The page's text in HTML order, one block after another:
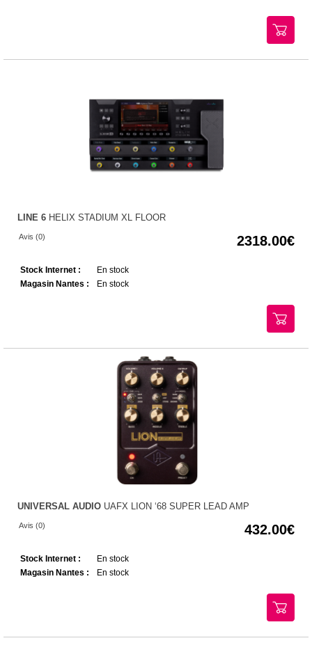
LINE 6 HELIX STADIUM XL FLOOR
Avis (0) 2318.00
Stock Internet :
En stock
Magasin Nantes :
En stock
UNIVERSAL AUDIO UAFX LION ‘68 SUPER LEAD AMP
Avis (0) 432.00
Stock Internet :
En stock
Magasin Nantes :
En stock